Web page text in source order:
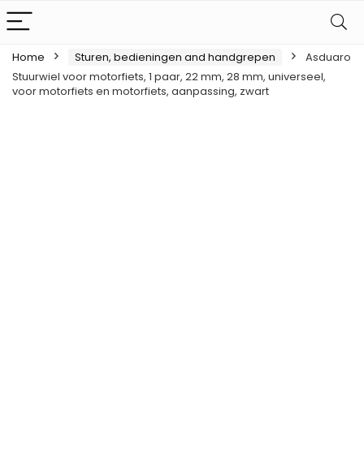
Home Sturen, bedieningen and handgrepen
Asduaro
Stuurwiel voor motorfiets, 1 paar, 22 mm, 28 mm, universeel,
voor motorfiets en motorfiets, aanpassing, zwart